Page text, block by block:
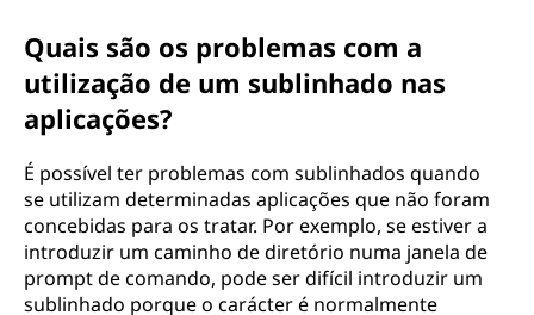
Quais são os problemas com a
utilização de um sublinhado nas
aplicações?
É possível ter problemas com sublinhados quando
se utilizam determinadas aplicações que não foram
concebidas para os tratar. Por exemplo, se estiver a
introduzir um caminho de diretório numa janela de
prompt de comando, pode ser difícil introduzir um
sublinhado porque o carácter é normalmente